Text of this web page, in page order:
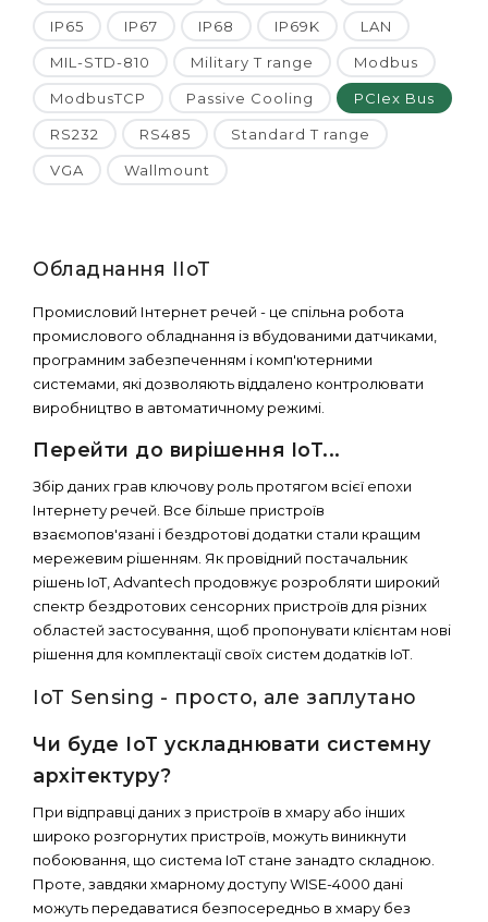
IP65 IP67 IP68 IP69K LAN
MIL-STD-810 Military T range Modbus
ModbusTCP Passive Cooling PCIex Bus
RS232 RS485 Standard T range
VGA Wallmount
Обладнання IIoT
Промисловий Інтернет речей - це спільна робота
промислового обладнання із вбудованими датчиками,
програмним забезпеченням і комп'ютерними
системами, які дозволяють віддалено контролювати
виробництво в автоматичному режимі.
Перейти до вирішення IoT...
Збір даних грав ключову роль протягом всієї епохи
Інтернету речей. Все більше пристроїв
взаємопов'язані і бездротові додатки стали кращим
мережевим рішенням. Як провідний постачальник
рішень IoT, Advantech продовжує розробляти широкий
спектр бездротових сенсорних пристроїв для різних
областей застосування, щоб пропонувати клієнтам нові
рішення для комплектації своїх систем додатків IoT.
IoT Sensing - просто, але заплутано
Чи буде IoT ускладнювати системну
архітектуру?
При відправці даних з пристроїв в хмару або інших
широко розгорнутих пристроїв, можуть виникнути
побоювання, що система IoT стане занадто складною.
Проте, завдяки хмарному доступу WISE-4000 дані
можуть передаватися безпосередньо в хмару без